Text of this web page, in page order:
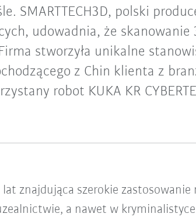
SMARTTECH3D, polski
udowadnia, że skanowanie
stworzyła unikalne
z Chin klienta z
robot KUKA KR
znajdująca szerokie
a nawet w